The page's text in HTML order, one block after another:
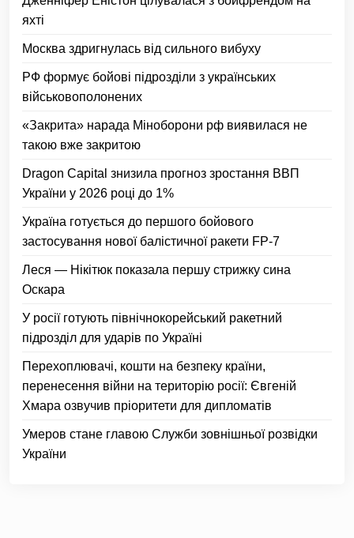
яхті
Москва здригнулась від сильного вибуху
РФ формує бойові підрозділи з українських
військовополонених
«Закрита» нарада Міноборони рф виявилася не
такою вже закритою
Dragon Capital знизила прогноз зростання ВВП
України у 2026 році до 1%
Україна готується до першого бойового
застосування нової балістичної ракети FP-7
Леся — Нікітюк показала першу стрижку сина
Оскара
У росії готують північнокорейський ракетний
підрозділ для ударів по Україні
Перехоплювачі, кошти на безпеку країни,
перенесення війни на територію росії: Євгеній
Хмара озвучив пріоритети для дипломатів
Умеров стане главою Служби зовнішньої розвідки
України